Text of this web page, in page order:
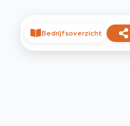
Bedrijfsoverzicht